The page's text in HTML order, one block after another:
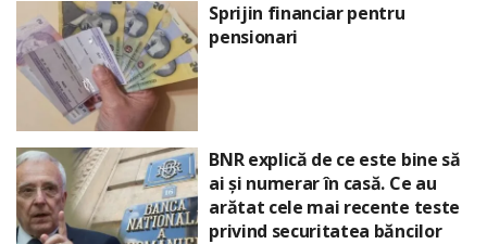
Sprijin financiar pentru
pensionari
BNR explică de ce este bine să
ai și numerar în casă. Ce au
arătat cele mai recente teste
privind securitatea băncilor